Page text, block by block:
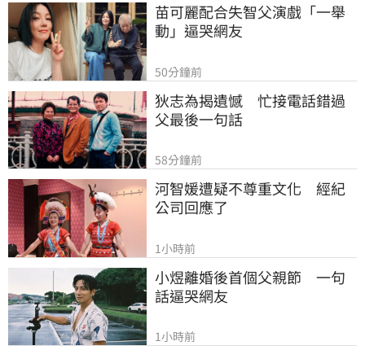
苗可麗配合失智父演戲「一舉
動」逼哭網友
50分鐘前
狄志為揭遺憾　忙接電話錯過
父最後一句話
58分鐘前
河智媛遭疑不尊重文化　經紀
公司回應了
1小時前
小煜離婚後首個父親節　一句
話逼哭網友
1小時前